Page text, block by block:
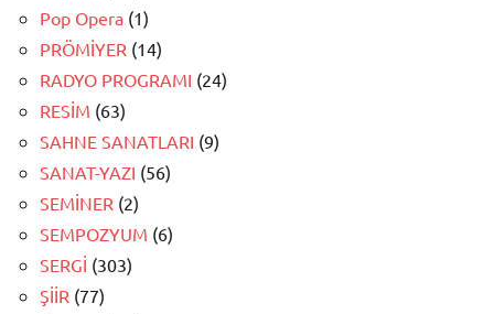
Pop Opera (1)
PRÖMİYER (14)
RADYO PROGRAMI (24)
RESİM (63)
SAHNE SANATLARI (9)
SANAT-YAZI (56)
SEMİNER (2)
SEMPOZYUM (6)
SERGİ (303)
ŞİİR (77)